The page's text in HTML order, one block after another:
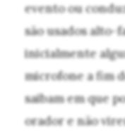
evento ou
são usados alto-
inicialmente
microfone a fim
saibam em que
orador e não